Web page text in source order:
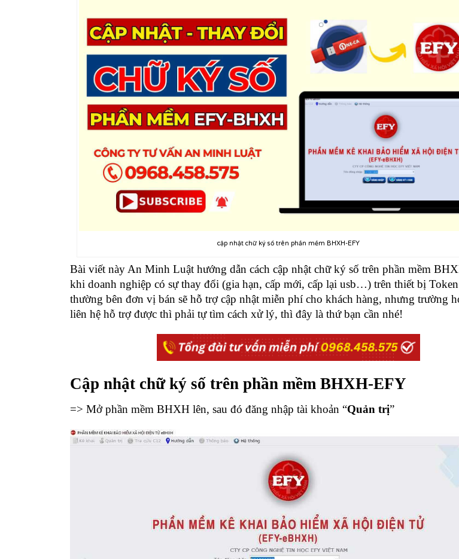
cập nhật chữ ký số trên phần mềm BHXH-EFY
Bài viết này An Minh Luật hướng dẫn cách cập nhật chữ ký số trên phần mềm
khi doanh nghiệp có sự thay đổi (gia hạn, cấp mới, cấp lại usb…) trên thiết bị
thường bên đơn vị bán sẽ hỗ trợ cập nhật miễn phí cho khách hàng, nhưng trường
liên hệ hỗ trợ được thì phải tự tìm cách xử lý, thì đây là thứ bạn cần nhé!
Cập nhật chữ ký số trên phần mềm BHXH-EFY
=> Mở phần mềm BHXH lên, sau đó đăng nhập tài khoản “Quản trị”